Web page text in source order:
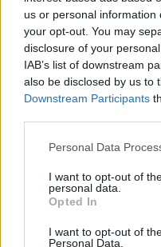
us or personal
your opt-out. You may
disclosure of your
IAB’s list of downstream
also be disclosed by us to
Downstream Participants
Personal Data
I want to opt-out of
personal data.
Opted In
I want to opt-out of
Personal Data.
EGYÉB
MAJDNEM HARMINC ÉV
AVANTGÁRD
hogy az orosz-szovjet
ELOLVASOM